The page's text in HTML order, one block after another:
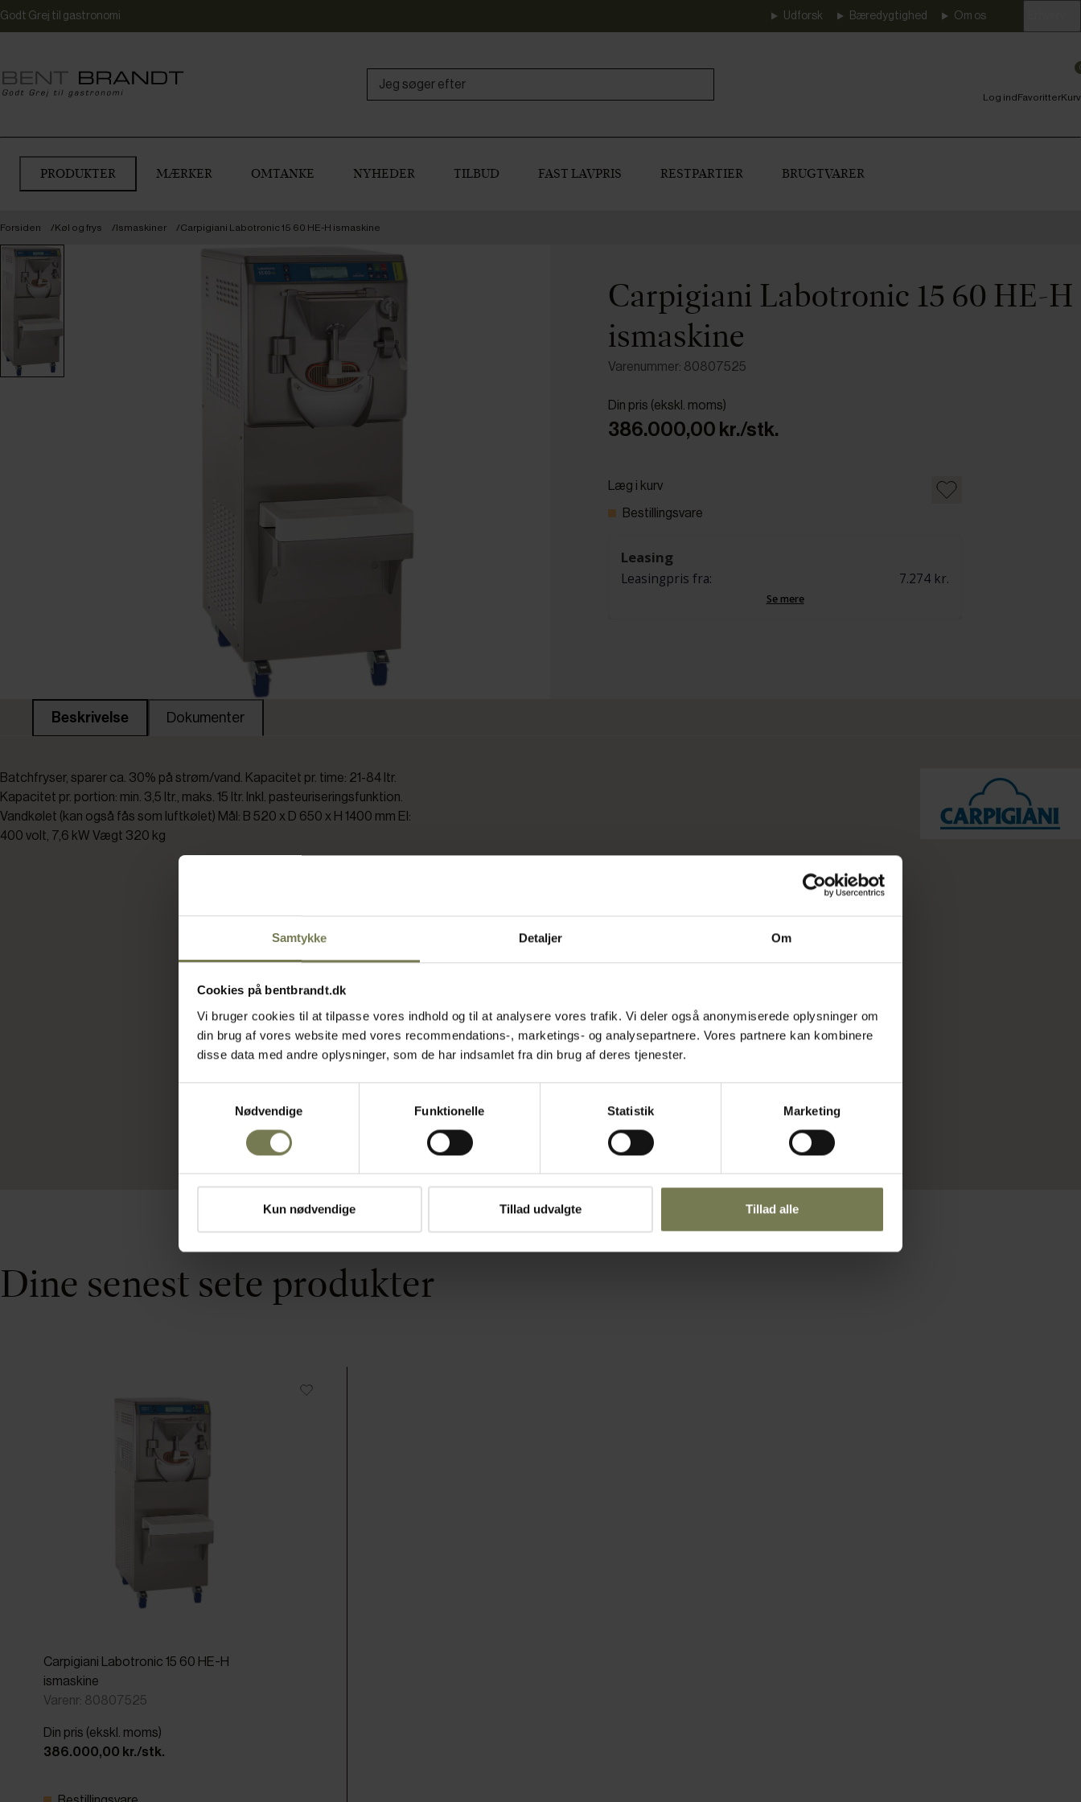
Samtykke Detaljer Om
Cookies på bentbrandt.dk
Vi bruger cookies til at tilpasse vores indhold og til at analysere vores trafik. Vi deler også anonymiserede oplysninger om
din brug af vores website med vores recommendations-, marketings- og analysepartnere. Vores partnere kan kombinere
disse data med andre oplysninger, som de har indsamlet fra din brug af deres tjenester.
Nødvendige
Funktionelle Statistik Marketing
Kun nødvendige Tillad udvalgte Tillad alle
Godt Grej til gastronomi Udforsk Bæredygtighed Om os
Log indFavoritterKurv
PRODUKTER MÆRKER OMTANKE NYHEDER TILBUD FAST LAVPRIS RESTPARTIER BRUGTVARER
Forsiden Køl og frys Ismaskiner Carpigiani Labotronic 15 60 HE-H ismaskine
Carpigiani Labotronic 15 60 HE-H
ismaskine
Varenummer: 80807525
Din pris (ekskl. moms)
386.000,00 kr./stk.
Læg i kurv
Bestillingsvare
Beskrivelse Dokumenter
Batchfryser, sparer ca. 30% på strøm/vand. Kapacitet pr. time: 21-84 ltr.
Kapacitet pr. portion: min. 3,5 ltr., maks. 15 ltr. Inkl. pasteuriseringsfunktion.
Vandkølet (kan også fås som luftkølet) Mål: B 520 x D 650 x H 1400 mm El:
400 volt, 7,6 kW Vægt 320 kg
Dine senest sete produkter
Carpigiani Labotronic 15 60 HE-H
ismaskine
Varenr: 80807525
Din pris (ekskl. moms)
386.000,00 kr./stk.